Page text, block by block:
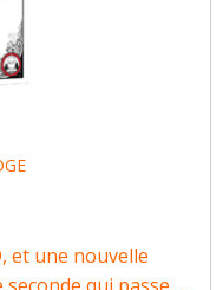
et une nouvelle